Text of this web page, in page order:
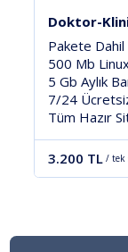
Lisanslıdır
İncele